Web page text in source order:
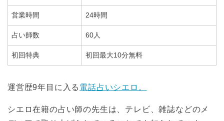
営業時間 24時間
占い師数 60人
初回特典 初回最大10分無料
運営歴9年目に入る 電話占いシエロ。
シエロ在籍の占い師の先生は、テレビ、雑誌などのメ